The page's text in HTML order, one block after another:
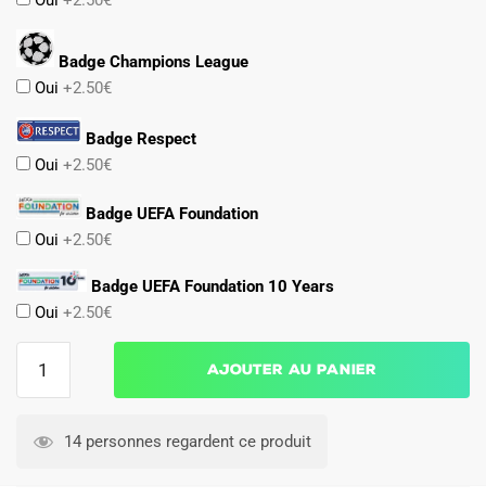
Badge Champions League
Oui +2.50€
Badge Respect
Oui +2.50€
Badge UEFA Foundation
Oui +2.50€
Badge UEFA Foundation 10 Years
Oui +2.50€
Ajouter au panier
14 personnes regardent ce produit